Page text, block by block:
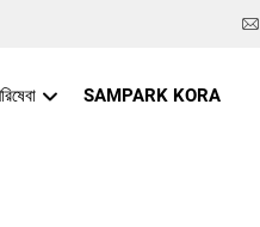
SAMPARK KORA